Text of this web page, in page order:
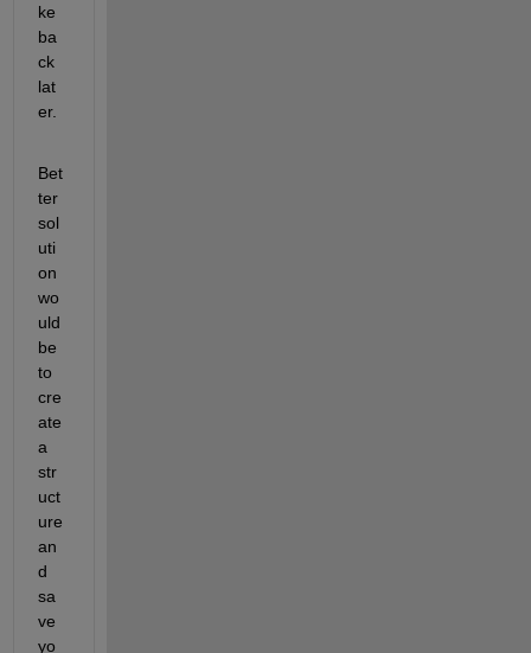
ke
ba
ck
lat
er.
Bet
ter
sol
uti
on
wo
uld
be
to
cre
ate
a
str
uct
ure
an
d
sa
ve
yo